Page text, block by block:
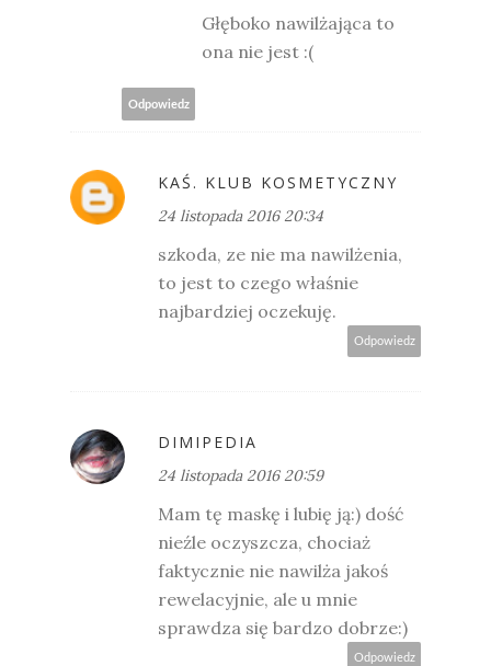
Głęboko nawilżająca to
ona nie jest :(
Odpowiedz
KAŚ. KLUB KOSMETYCZNY
24 listopada 2016 20:34
szkoda, ze nie ma nawilżenia,
to jest to czego właśnie
najbardziej oczekuję.
Odpowiedz
DIMIPEDIA
24 listopada 2016 20:59
Mam tę maskę i lubię ją:) dość
nieźle oczyszcza, chociaż
faktycznie nie nawilża jakoś
rewelacyjnie, ale u mnie
sprawdza się bardzo dobrze:)
Odpowiedz